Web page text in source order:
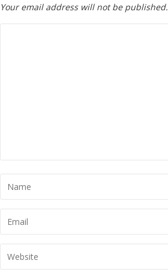
Your email address will not be published.